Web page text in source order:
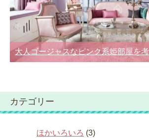
大人ゴージャスなピンク系姫部屋を
カテゴリー
ほかいろいろ (3)